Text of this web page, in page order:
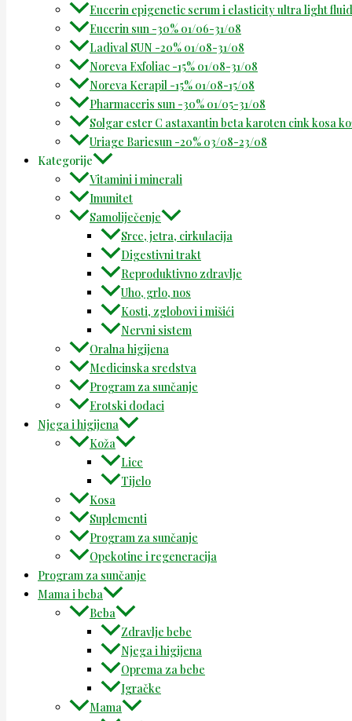
Eucerin epigenetic serum i elasticity ultra light
Eucerin sun -30% 01/06-31/08
Ladival SUN -20% 01/08-31/08
Noreva Exfoliac -15% 01/08-31/08
Noreva Kerapil -15% 01/08-15/08
Pharmaceris sun -30% 01/05-31/08
Solgar ester C astaxantin beta karoten cink kosa
Uriage Bariesun -20% 03/08-23/08
Kategorije
Vitamini i minerali
Imunitet
Samoliječenje
Srce, jetra, cirkulacija
Digestivni trakt
Reproduktivno zdravlje
Uho, grlo, nos
Kosti, zglobovi i mišići
Nervni sistem
Oralna higijena
Medicinska sredstva
Program za sunčanje
Erotski dodaci
Njega i higijena
Koža
Lice
Tijelo
Kosa
Suplementi
Program za sunčanje
Opekotine i regeneracija
Program za sunčanje
Mama i beba
Beba
Zdravlje bebe
Njega i higijena
Oprema za bebe
Igračke
Mama